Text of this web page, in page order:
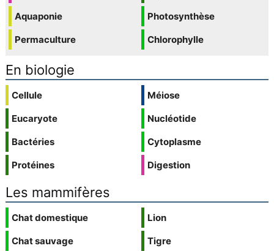
Aquaponie
Permaculture
Photosynthèse
Chlorophylle
En biologie
Cellule
Eucaryote
Bactéries
Protéines
Méiose
Nucléotide
Cytoplasme
Digestion
Les mammifères
Chat domestique
Chat sauvage
Lion
Tigre